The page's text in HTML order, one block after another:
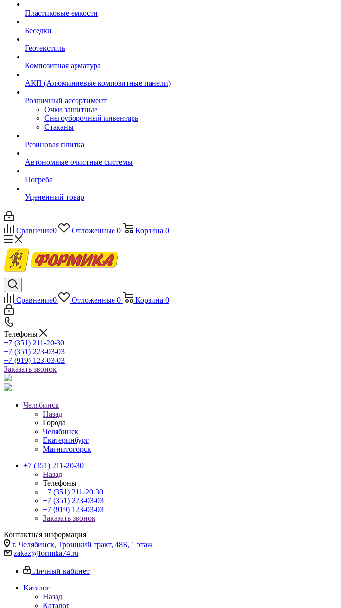
Пластиковые емкости
Беседки
Геотекстиль
Композитная арматура
АКП (Алюминиевые композитные панели)
Розничный ассортимент
Очки защитные
Снегоуборочный инвентарь
Стаканы
Резиновая плитка
Автономные очистные системы
Погреба
Уцененный товар
Сравнение0 Отложенные 0 Корзина 0
Сравнение0 Отложенные 0 Корзина 0
Телефоны
+7 (351) 211-20-30
+7 (351) 223-03-03
+7 (919) 123-03-03
Заказать звонок
Челябинск
Назад
Города
Челябинск
Екатеринбург
Магнитогорск
+7 (351) 211-20-30
Назад
Телефоны
+7 (351) 211-20-30
+7 (351) 223-03-03
+7 (919) 123-03-03
Заказать звонок
Контактная информация
г. Челябинск, Троицкий тракт, 48Б, 1 этаж
zakaz@formika74.ru
Личный кабинет
Каталог
Назад
Каталог